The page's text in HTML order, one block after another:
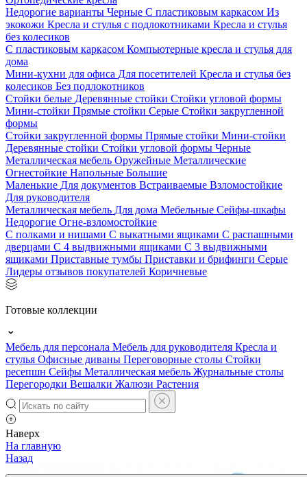
Недорогие варианты Черные С пластиковым каркасом Из
экокожи Кресла и стулья с подлокотниками Кресла и стулья
без колесиков
С пластиковым каркасом Компьютерные кресла и стулья для
дома
Мини-кухни для офиса Для посетителей Кресла и стулья без
колесиков Без подлокотников
Стойки белые Деревянные стойки Стойки угловой формы
Мини-стойки Прямые стойки Серые Стойки закругленной
формы
Стойки закругленной формы Прямые стойки Мини-стойки
Деревянные стойки Стойки угловой формы Черные
Металлическая мебель Оружейные Металлические
Огнестойкие Напольные Большие
Маленькие Для документов Встраиваемые Взломостойкие
Для руководителя
Металлическая мебель Для дома Мебельные Сейфы-шкафы
Недорогие Огне-взломостойкие
С полками и нишами С выкатными ящиками С распашными
дверцами С 4 выдвижными ящиками С 3 выдвижными
ящиками Приставные тумбы Приставки и брифинги Серые
Лидеры отзывов покупателей Коричневые
Готовые коллекции
Мебель для персонала Мебель для руководителя Кресла и
стулья Офисные диваны Переговорные столы Стойки
ресепшн Сейфы Металлическая мебель Журнальные столы
Перегородки Вешалки Жалюзи Растения
Наверх
На главную
Назад